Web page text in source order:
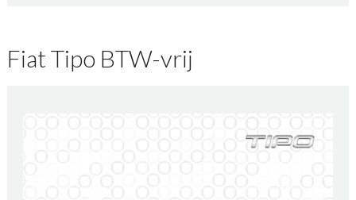
Fiat Tipo BTW-vrij